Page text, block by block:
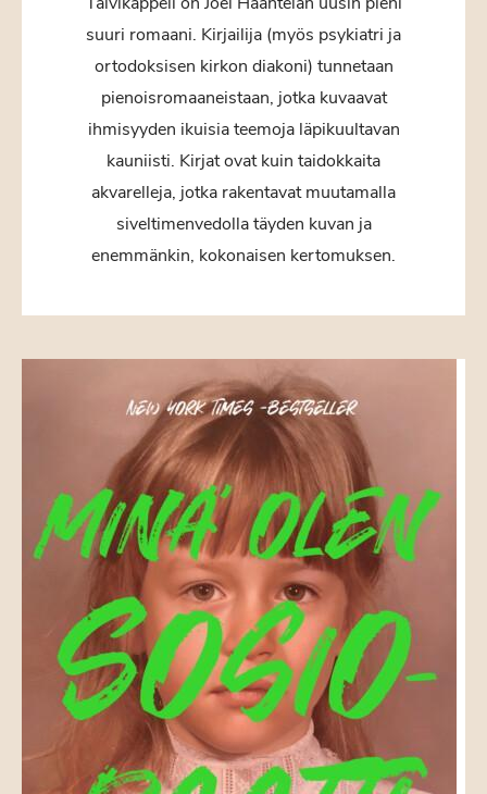
suuri romaani. Kirjailija (myös psykiatri ja
ortodoksisen kirkon diakoni) tunnetaan
pienoisromaaneistaan, jotka kuvaavat
ihmisyyden ikuisia teemoja läpikuultavan
kauniisti. Kirjat ovat kuin taidokkaita
akvarelleja, jotka rakentavat muutamalla
siveltimenvedolla täyden kuvan ja
enemmänkin, kokonaisen kertomuksen.